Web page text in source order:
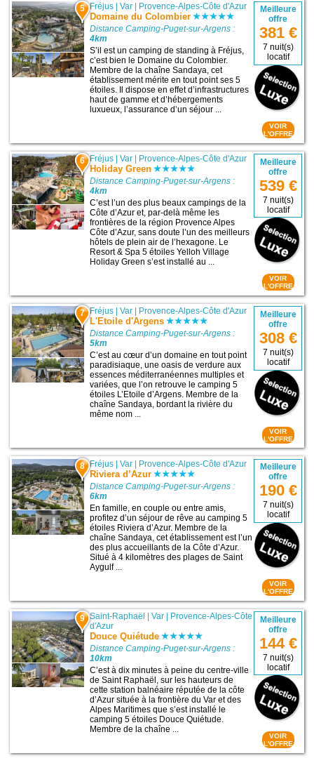
5 Fréjus |Var | Provence-Alpes-Côte d'Azur
Domaine du Colombier
Distance Camping-Puget-sur-Argens :
4km
S’il est un camping de standing à Fréjus,
c’est bien le Domaine du Colombier.
Membre de la chaîne Sandaya, cet
établissement mérite en tout point ses 5
étoiles. Il dispose en effet d’infrastructures
haut de gamme et d’hébergements
luxueux, l’assurance d’un séjour ...
Meilleure
offre
381 €
7 nuit(s)
locatif
VOIR
L'OFFRE
6 Fréjus |Var Provence-Alpes-Côte d'Azur
Holiday Green
Distance Camping-Puget-sur-Argens :
4km
C’est l’un des plus beaux campings de la
Côte d’Azur et, par-delà même les
frontières de la région Provence Alpes
Côte d’Azur, sans doute l’un des meilleurs
hôtels de plein air de l’hexagone. Le
Resort & Spa 5 étoiles Yelloh Village
Holiday Green s’est installé au ...
Meilleure
offre
539 €
7 nuit(s)
locatif
VOIR
L'OFFRE
7 Fréjus |Var Provence-Alpes-Côte d'Azur
L'Etoile d'Argens
Distance Camping-Puget-sur-Argens :
5km
C’est au cœur d’un domaine en tout point
paradisiaque, une oasis de verdure aux
essences méditerranéennes multiples et
variées, que l’on retrouve le camping 5
étoiles L’Etoile d’Argens. Membre de la
chaîne Sandaya, bordant la rivière du
même nom ...
Meilleure
offre
308 €
7 nuit(s)
locatif
VOIR
L'OFFRE
8 Fréjus |Var | Provence-Alpes-Côte d'Azur
Riviera d’Azur
Distance Camping-Puget-sur-Argens :
6km
En famille, en couple ou entre amis,
profitez d’un séjour de rêve au camping 5
étoiles Riviera d’Azur. Membre de la
chaîne Sandaya, cet établissement est l’un
des plus accueillants de la Côte d’Azur.
Situé à 4 kilomètres des plages de Saint
Aygulf ...
Meilleure
offre
190 €
7 nuit(s)
locatif
VOIR
L'OFFRE
9 Saint-Raphaël |Var
Provence-Alpes-Côte
d'Azur
Douce Quiétude
Distance Camping-Puget-sur-Argens :
10km
C’est à dix minutes à peine du centre-ville
de Saint Raphaël, sur les hauteurs de
cette station balnéaire réputée de la côte
d’Azur située à la frontière du Var et des
Alpes Maritimes que s’est installé le
camping 5 étoiles Douce Quiétude.
Membre de la chaîne ...
Meilleure
offre
144 €
7 nuit(s)
locatif
VOIR
L'OFFRE